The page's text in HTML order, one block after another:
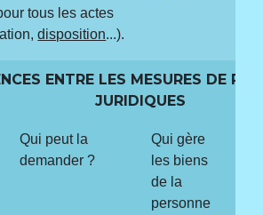
tous les actes
disposition...).
ENTRE LES MESURES DE
JURIDIQUES
Qui peut la
demander ?
Qui gère
les biens
de la
personne